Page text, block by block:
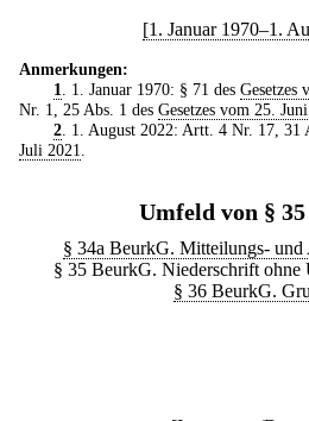
[1. Januar 1970–1.
Anmerkungen:
1
. 1. Januar 1970: § 71 des Gesetzes
Nr. 1, 25 Abs. 1 des Gesetzes vom 25.
2. 1. August 2022: Artt. 4 Nr. 17, 31
Juli 2021
Umfeld von §
§ 34a BeurkG. Mitteilungs-
§ 35 BeurkG. Niederschrift ohne
§ 36 BeurkG.